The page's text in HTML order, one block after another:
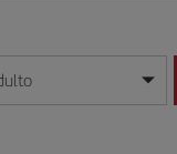
mes/año